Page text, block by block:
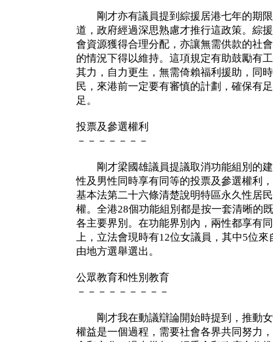
剛才亦有議員提到綜援居港七年的期限
道，政府經過深思熟慮才推行這政策。綜
會資源獲得合理分配，亦讓無需供款的社
的情況下得以維持。這項規定有助鼓勵有
其力，自力更生，無需倚賴福利援助，同
民，來港前一定要有審慎的計劃，確保有
足。
投票及參選權利
－－－－－－－
剛才梁國雄議員提議取消功能組別的建
性及男性同時享有同等的投票及參選權利
基本法第二十六條清楚說明特區永久性居
權。全港28個功能組別都是按一套清晰的
各主要界別。在功能界別內，兩性都享有
上，立法會現時有12位女議員，其中5位
由地方選舉選出。
公眾教育和性別教育
－－－－－－－－－
剛才我在動議辯論開始時提到，推動女
權益是一個過程，需要社會各界共同努力